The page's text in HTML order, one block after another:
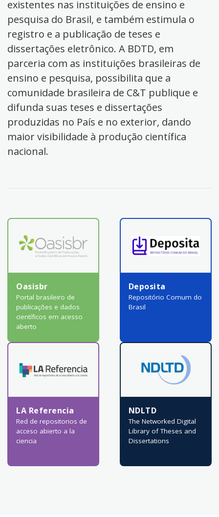
existentes nas instituições de ensino e
pesquisa do Brasil, e também estimula o
registro e a publicação de teses e
dissertações eletrônico. A BDTD, em
parceria com as instituições brasileiras de
ensino e pesquisa, possibilita que a
comunidade brasileira de C&T publique e
difunda suas teses e dissertações
produzidas no País e no exterior, dando
maior visibilidade à produção científica
nacional.
Oasisbr
Portal brasileiro de
publicações e dados
científicos em acesso
aberto
Deposita
Repositório Comum do
Brasil
LA Referencia
Red de repositorios de
acceso abierto a la
ciencia
NDLTD
The Networked Digital
Library of Theses and
Dissertations